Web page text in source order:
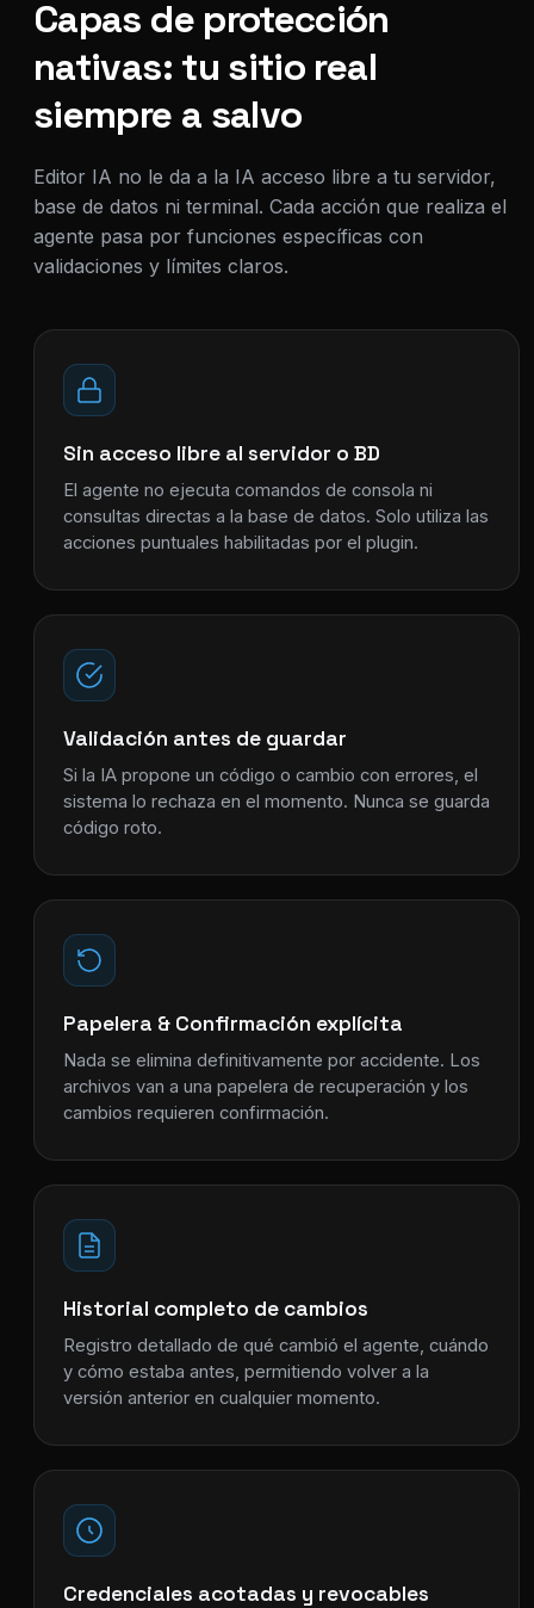
Capas de protección
nativas: tu sitio real
siempre a salvo
Editor IA no le da a la IA acceso libre a tu servidor,
base de datos ni terminal. Cada acción que realiza el
agente pasa por funciones específicas con
validaciones y límites claros.
Sin acceso libre al servidor o BD
El agente no ejecuta comandos de consola ni
consultas directas a la base de datos. Solo utiliza las
acciones puntuales habilitadas por el plugin.
Validación antes de guardar
Si la IA propone un código o cambio con errores, el
sistema lo rechaza en el momento. Nunca se guarda
código roto.
Papelera & Confirmación explícita
Nada se elimina definitivamente por accidente. Los
archivos van a una papelera de recuperación y los
cambios requieren confirmación.
Historial completo de cambios
Registro detallado de qué cambió el agente, cuándo
y cómo estaba antes, permitiendo volver a la
versión anterior en cualquier momento.
Credenciales acotadas y revocables